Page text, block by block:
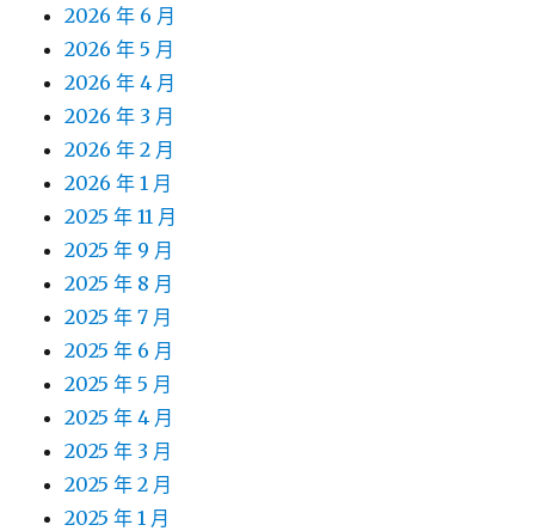
2026 年 6 月
2026 年 5 月
2026 年 4 月
2026 年 3 月
2026 年 2 月
2026 年 1 月
2025 年 11 月
2025 年 9 月
2025 年 8 月
2025 年 7 月
2025 年 6 月
2025 年 5 月
2025 年 4 月
2025 年 3 月
2025 年 2 月
2025 年 1 月